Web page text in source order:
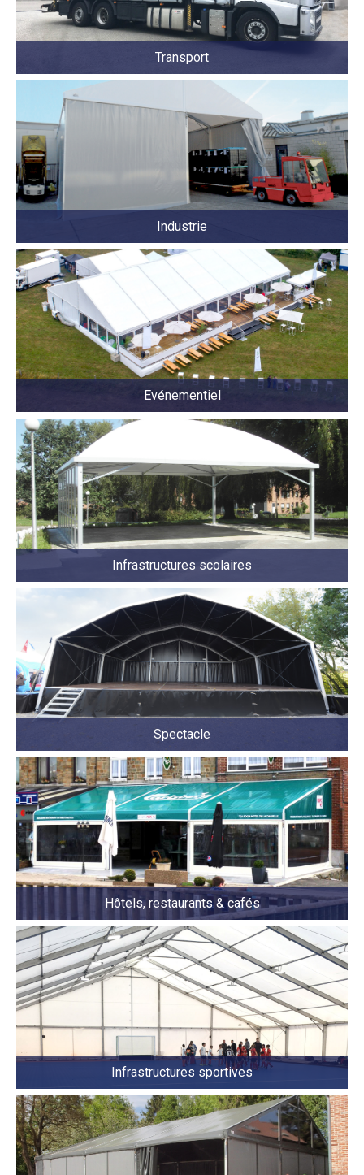
Transport
Industrie
Evénementiel
Infrastructures scolaires
Spectacle
Hôtels, restaurants & cafés
Infrastructures sportives